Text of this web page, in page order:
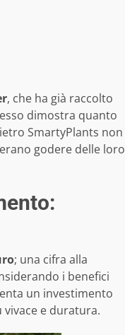
, che ha già raccolto
dimostra quanto
SmartyPlants non
godere delle loro
; una cifra alla
i benefici
un investimento
e duratura.